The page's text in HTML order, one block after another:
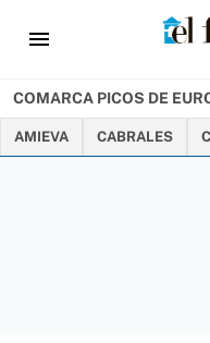
menu
COMARCA PICOS DE
AMIEVA CABRALES